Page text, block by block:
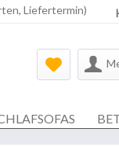
Liefertermin)